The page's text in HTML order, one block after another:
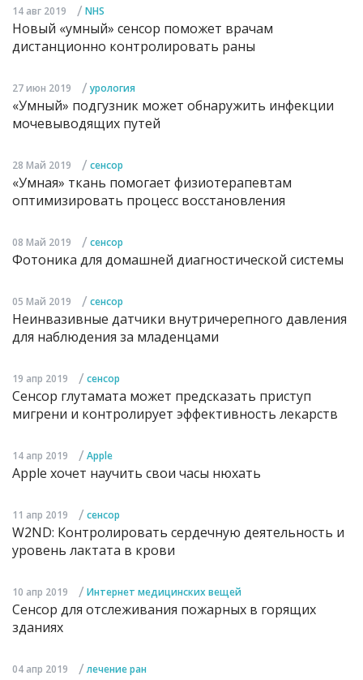
14 авг 2019 / NHS
Новый «умный» сенсор поможет врачам
дистанционно контролировать раны
27 июн 2019 / урология
«Умный» подгузник может обнаружить инфекции
мочевыводящих путей
28 Май 2019 / сенсор
«Умная» ткань помогает физиотерапевтам
оптимизировать процесс восстановления
08 Май 2019 / сенсор
Фотоника для домашней диагностической системы
05 Май 2019 / сенсор
Неинвазивные датчики внутричерепного давления
для наблюдения за младенцами
19 апр 2019 / сенсор
Сенсор глутамата может предсказать приступ
мигрени и контролирует эффективность лекарств
14 апр 2019 / Apple
Apple хочет научить свои часы нюхать
11 апр 2019 / сенсор
W2ND: Контролировать сердечную деятельность и
уровень лактата в крови
10 апр 2019 / Интернет медицинских вещей
Сенсор для отслеживания пожарных в горящих
зданиях
04 апр 2019 / лечение ран